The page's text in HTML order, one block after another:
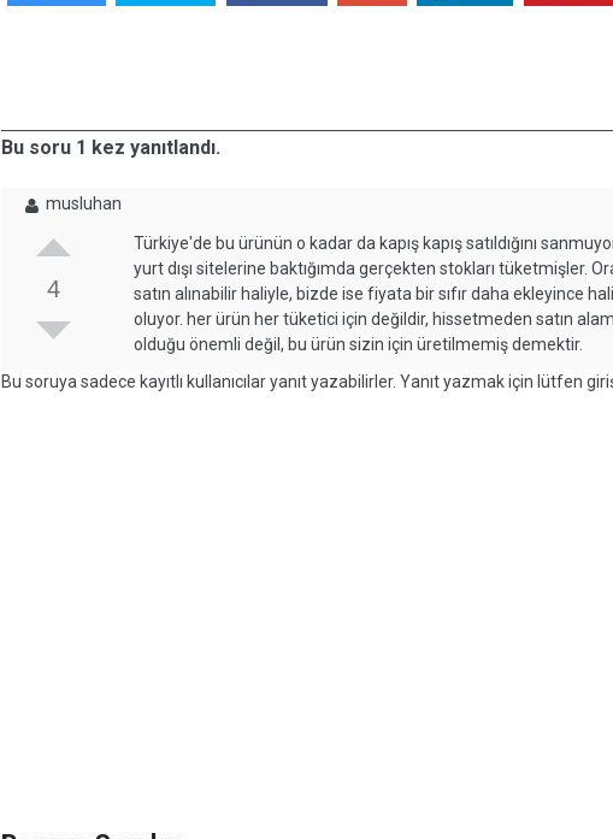
Bu soru 1 kez yanıtlandı.
musluhan
4
Türkiye'de bu ürünün o kadar da kapış kapış satıldığını
yurt dışı sitelerine baktığımda gerçekten stokları tüketmişler.
satın alınabilir haliyle, bizde ise fiyata bir sıfır daha ekleyince
oluyor. her ürün her tüketici için değildir, hissetmeden satın
olduğu önemli değil, bu ürün sizin için üretilmemiş demektir.
Bu soruya sadece kayıtlı kullanıcılar yanıt yazabilirler. Yanıt yazmak için lütfen giriş